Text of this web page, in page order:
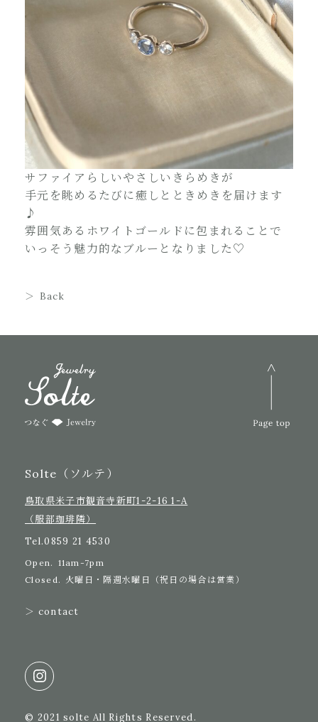
サファイアらしいやさしいきらめきが
手元を眺めるたびに癒しとときめきを届けます
♪
雰囲気あるホワイトゴールドに包まれることで
いっそう魅力的なブルーとなりました♡
Back
Solte（ソルテ）
鳥取県米子市観音寺新町1-2-16 1-A
（服部珈琲隣）
Tel.0859 21 4530
Open. 11am-7pm
Closed. 火曜日・隔週水曜日（祝日の場合は営業）
＞ contact
© 2021 solte All Rights Reserved.